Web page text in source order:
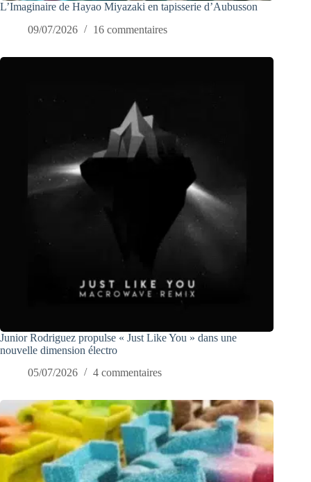
L’Imaginaire de Hayao Miyazaki en tapisserie d’Aubusson
09/07/2026
16 commentaires
Junior Rodriguez propulse « Just Like You » dans une
nouvelle dimension électro
05/07/2026
4 commentaires